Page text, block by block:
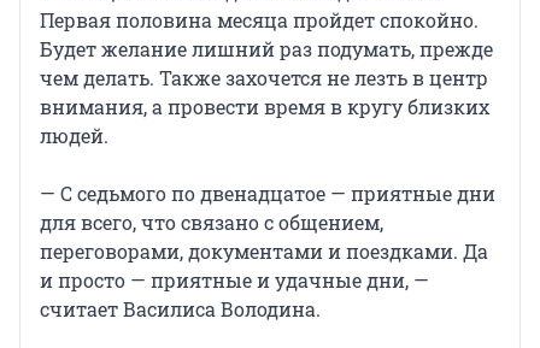
Первая половина месяца пройдет спокойно.
Будет желание лишний раз подумать, прежде
чем делать. Также захочется не лезть в центр
внимания, а провести время в кругу близких
людей.
— С седьмого по двенадцатое — приятные дни
для всего, что связано с общением,
переговорами, документами и поездками. Да
и просто — приятные и удачные дни, —
считает Василиса Володина.